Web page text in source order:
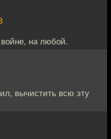
на любой.
вычистить всю эту